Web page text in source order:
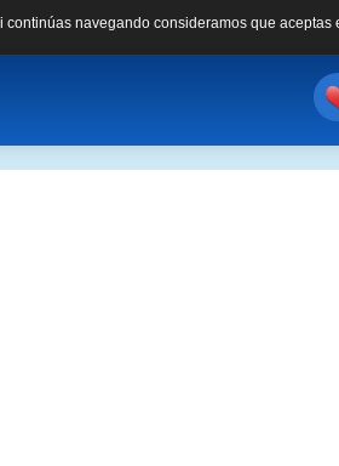
navegando consideramos que